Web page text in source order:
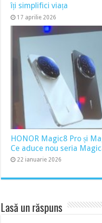
îți simplifici viața
17 aprilie 2026
HONOR Magic8 Pro și
Ce aduce nou seria
22 ianuarie 2026
Lasă un răspuns